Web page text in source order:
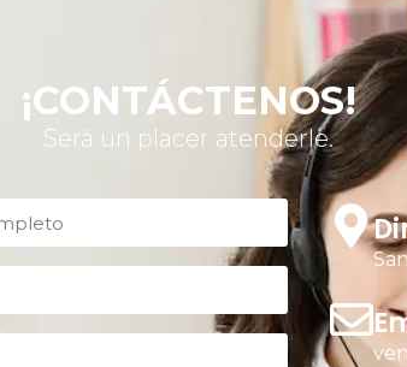
¡CONTÁCTENOS!
Será un placer atenderle.